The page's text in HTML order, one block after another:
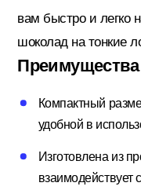
Плита OSB;
вам быстро и легко
шоколад на тонкие
Преимущества
Компактный
удобной в
Изготовлена из
взаимодействует